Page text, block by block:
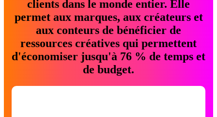
clients dans le monde entier. Elle
permet aux marques, aux créateurs et
aux conteurs de bénéficier de
ressources créatives qui permettent
d'économiser jusqu'à 76 % de temps et
de budget.